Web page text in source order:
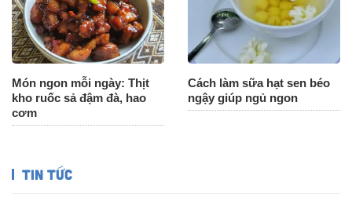
Món ngon mỗi ngày: Thịt
kho ruốc sả đậm đà, hao
cơm
Cách làm sữa hạt sen béo
ngậy giúp ngủ ngon
TIN TỨC